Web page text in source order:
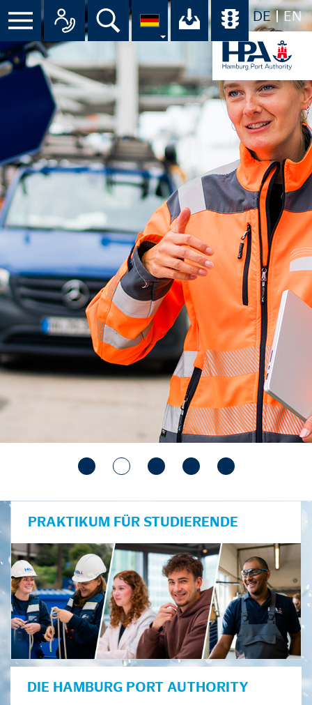
DE EN
Suche Ihr Download-
PRAKTIKUM FÜR STUDIERENDE
DIE HAMBURG PORT AUTHORITY